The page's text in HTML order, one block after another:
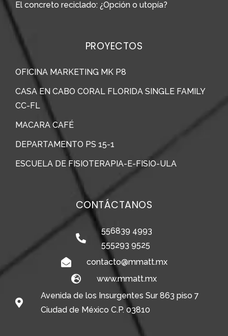
El concreto reciclado: ¿Opción o utopía?
PROYECTOS
OFICINA MARKETING MK P8
CASA EN CABO CORAL FLORIDA SINGLE FAMILY
CC-FL
MACARA CAFÉ
DEPARTAMENTO PS 15-1
ESCUELA DE FISIOTERAPIA-E-FISIO-ULA
CONTÁCTANOS
556839 4993
555293 9525
contacto@mmatt.mx
www.mmatt.mx
Avenida de los Insurgentes Sur 863 piso 7
Ciudad de México C.P. 03810